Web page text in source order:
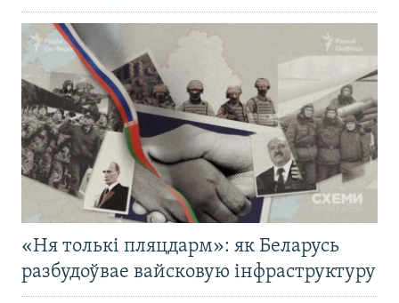
«Ня толькі пляцдарм»: як Беларусь
разбудоўвае вайсковую інфраструктуру